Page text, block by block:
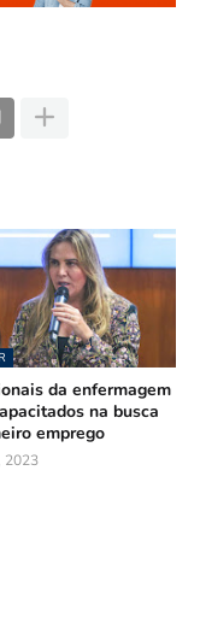
da enfermagem
na busca
emprego
2023